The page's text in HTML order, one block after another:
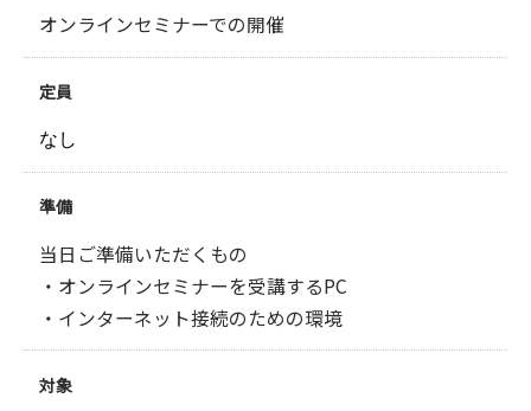
オンラインセミナーでの開催
定員
なし
準備
当日ご準備いただくもの
・オンラインセミナーを受講するPC
・インターネット接続のための環境
対象